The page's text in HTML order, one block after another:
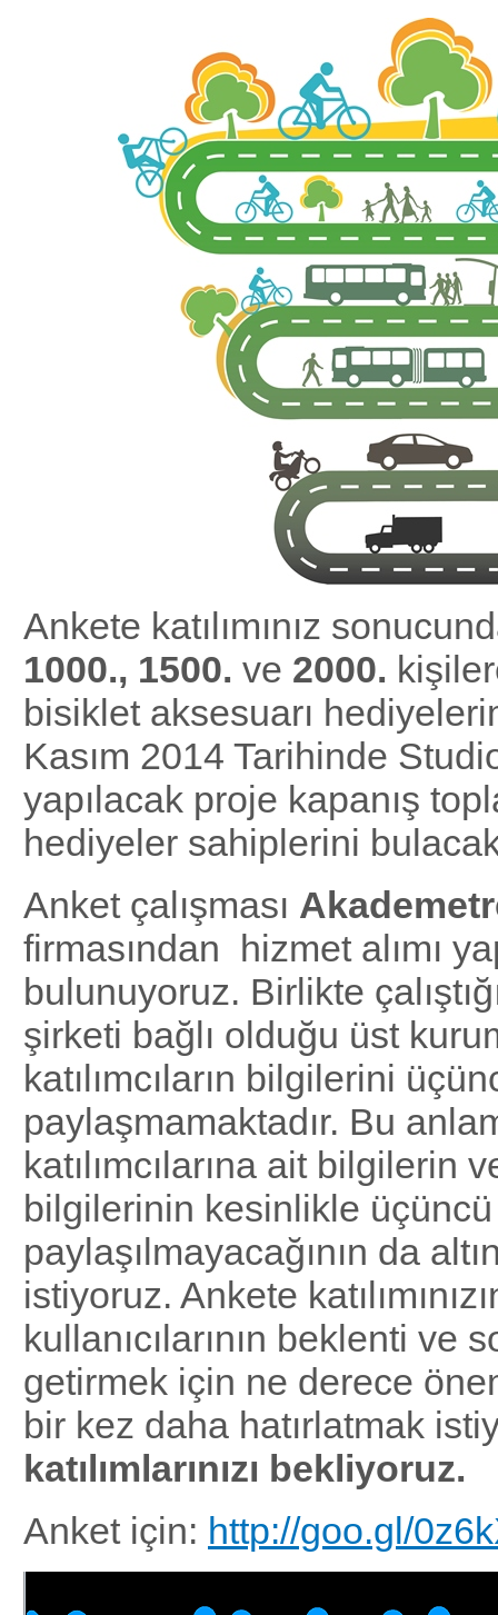
Ankete katılımınız
1000., 1500. ve 2000.
bisiklet aksesuarı
Kasım 2014 Tarihinde
yapılacak proje kapanış
hediyeler sahiplerini
Anket çalışması
firmasından hizmet alımı
bulunuyoruz. Birlikte
şirketi bağlı olduğu üst
katılımcıların bilgilerini
paylaşmamaktadır. Bu
katılımcılarına ait bilgilerin
bilgilerinin kesinlikle üçüncü
paylaşılmayacağının da
istiyoruz. Ankete
kullanıcılarının beklenti ve
getirmek için ne derece
bir kez daha hatırlatmak
katılımlarınızı bekliyoruz.
Anket için: http://goo.gl/